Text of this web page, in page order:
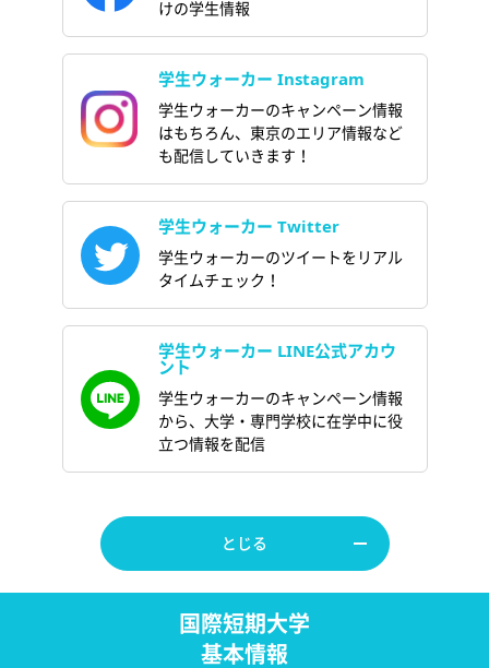
けの学生情報
学生ウォーカー Instagram
学生ウォーカーのキャンペーン情報
はもちろん、東京のエリア情報など
も配信していきます！
学生ウォーカー Twitter
学生ウォーカーのツイートをリアル
タイムチェック！
学生ウォーカー LINE公式アカウ
ント
学生ウォーカーのキャンペーン情報
から、大学・専門学校に在学中に役
立つ情報を配信
とじる
国際短期大学
基本情報